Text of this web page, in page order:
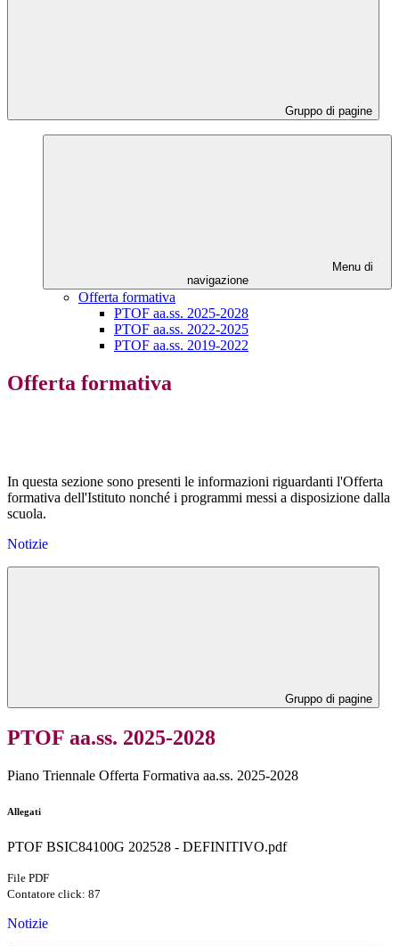
Gruppo di pagine
Menu di
navigazione
Offerta formativa
PTOF aa.ss. 2025-2028
PTOF aa.ss. 2022-2025
PTOF aa.ss. 2019-2022
Offerta formativa
In questa sezione sono presenti le informazioni riguardanti l'Offerta
formativa dell'Istituto nonché i programmi messi a disposizione dalla
scuola.
Notizie
Gruppo di pagine
PTOF aa.ss. 2025-2028
Piano Triennale Offerta Formativa aa.ss. 2025-2028
Allegati
PTOF BSIC84100G 202528 - DEFINITIVO.pdf
File PDF
Contatore click: 87
Notizie